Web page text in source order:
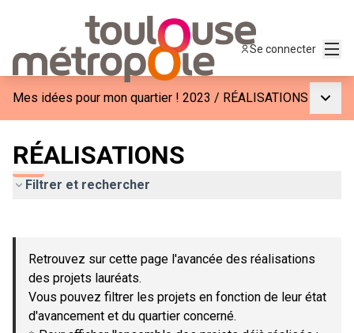
Se connecter
Mes idées pour mon quartier ! 2023 / RÉALISATIONS
RÉALISATIONS
Filtrer et rechercher
−
Retrouvez sur cette page l'avancée des réalisations
des projets lauréats.
Vous pouvez filtrer les projets en fonction de leur état
d'avancement et du quartier concerné.